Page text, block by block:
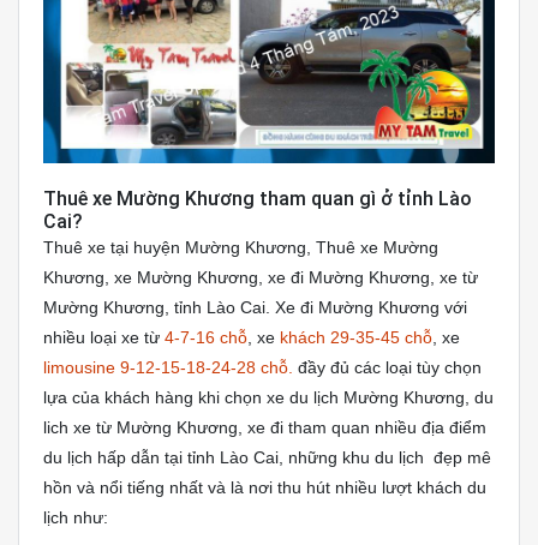
Thuê xe Mường Khương tham quan gì ở tỉnh Lào
Cai?
Thuê xe tại huyện Mường Khương, Thuê xe Mường
Khương, xe Mường Khương, xe đi Mường Khương, xe từ
Mường Khương, tỉnh Lào Cai. Xe đi Mường Khương với
nhiều loại xe từ 4-7-16 chỗ, xe khách 29-35-45 chỗ, xe
limousine 9-12-15-18-24-28 chỗ. đầy đủ các loại tùy chọn
lựa của khách hàng khi chọn xe du lịch Mường Khương, du
lich xe từ Mường Khương, xe đi tham quan nhiều địa điểm
du lịch hấp dẫn tại tỉnh Lào Cai, những khu du lịch đẹp mê
hồn và nổi tiếng nhất và là nơi thu hút nhiều lượt khách du
lịch như: